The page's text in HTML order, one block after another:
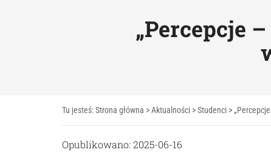
„Percepcje
Tu jesteś:Strona główna >Aktualności >Studenci >
Opublikowano: 2025-06-16